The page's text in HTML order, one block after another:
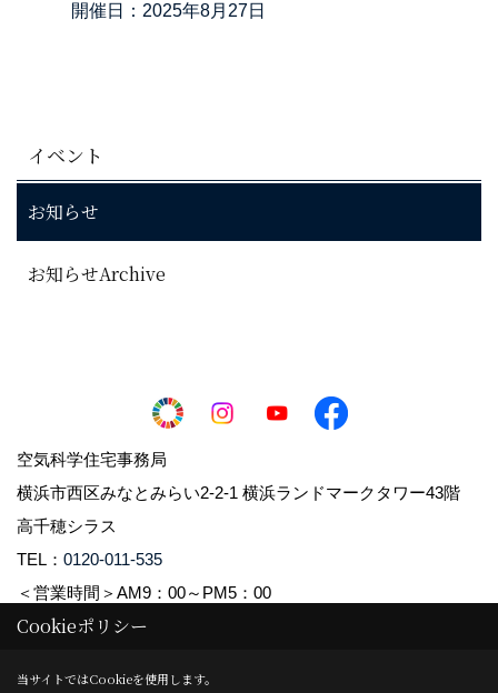
開催日：2025年8月27日
イベント
お知らせ
お知らせArchive
空気科学住宅事務局
横浜市西区みなとみらい2-2-1 横浜ランドマークタワー43階
高千穂シラス
TEL： 0120-011-535
＜営業時間＞AM9：00～PM5：00
Copyright (c) 2021 Takachiho Shirasu Corp. All Rights Reserved.
Cookieポリシー
当サイトではCookieを使用します。